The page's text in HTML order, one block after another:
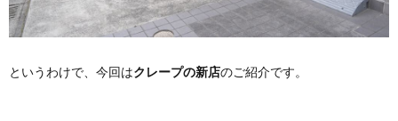
というわけで、今回はクレープの新店のご紹介です。